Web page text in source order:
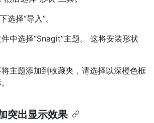
选择“导入”。
中选择“Snagit”主题。 这将安装形状
将主题添加到收藏夹，请选择以深橙色框
突出显示效果